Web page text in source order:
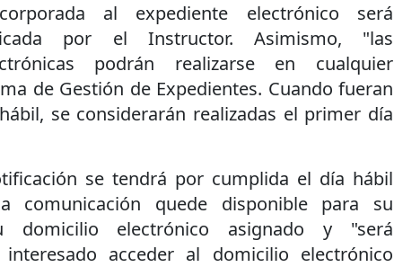
al expediente electrónico será
por el Instructor. Asimismo, "las
podrán realizarse en cualquier
de Gestión de Expedientes. Cuando fueran
se considerarán realizadas el primer día
se tendrá por cumplida el día hábil
comunicación quede disponible para su
domicilio electrónico asignado y "será
acceder al domicilio electrónico